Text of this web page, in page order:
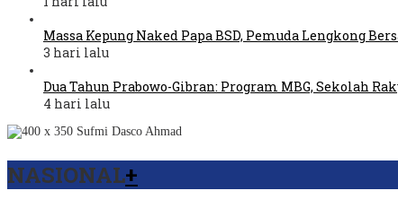
Massa Kepung Naked Papa BSD, Pemuda Lengkong
3 hari lalu
Dua Tahun Prabowo-Gibran: Program MBG, Sekolah
4 hari lalu
NASIONAL+